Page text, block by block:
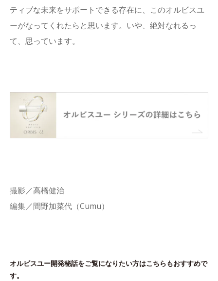
ティブな未来をサポートできる存在に、このオルビスユ
ーがなってくれたらと思います。いや、絶対なれるっ
て、思っています。
撮影／高橋健治
編集／間野加菜代（Cumu）
オルビスユー開発秘話をご覧になりたい方はこちらもおすすめで
す。